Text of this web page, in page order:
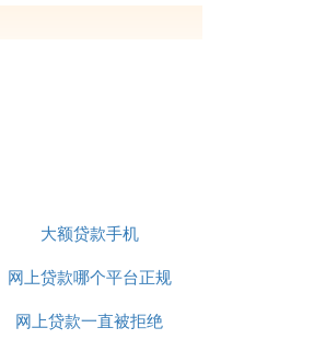
；拥有二代有效身份
白条等，那么就不
度，那么会出现分
户逾期.实体店购手
首先需要了解的。
父母、亲戚（叔叔
本人的身份证原件
的流程，会刷出一
大额贷款手机
网上贷款哪个平台正规
利息低
网上贷款一直被拒绝